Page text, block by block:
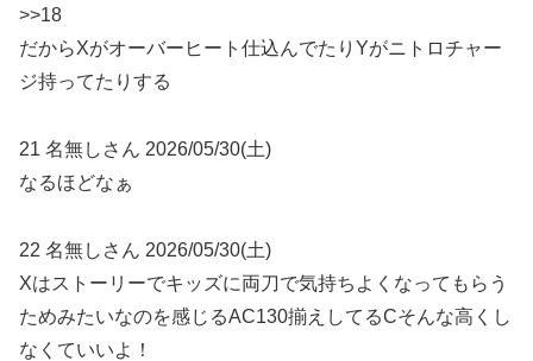
>>18
だからXがオーバーヒート仕込んでたりYがニトロチャー
ジ持ってたりする
21 名無しさん 2026/05/30(土)
なるほどなぁ
22 名無しさん 2026/05/30(土)
Xはストーリーでキッズに両刀で気持ちよくなってもらう
ためみたいなのを感じるAC130揃えしてるCそんな高くし
なくていいよ！